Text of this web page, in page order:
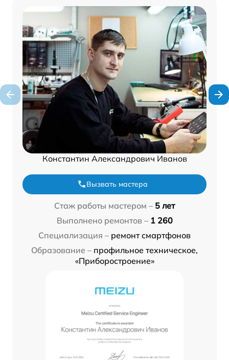
Константин Александрович Иванов
Вызвать мастера
Стаж работы мастером – 5 лет
Выполнено ремонтов – 1 260
Специализация – ремонт смартфонов
Образование – профильное техническое,
«Приборостроение»